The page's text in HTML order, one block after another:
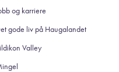
og karriere
gode liv på Haugalandet
Valley